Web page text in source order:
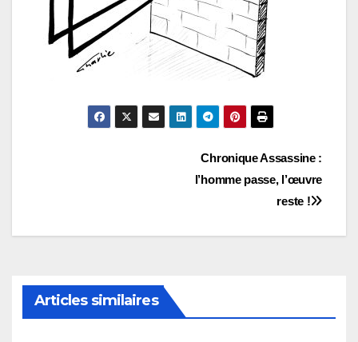
l’article
Chronique Assassine :
l’homme passe, l’œuvre
reste !
Articles similaires